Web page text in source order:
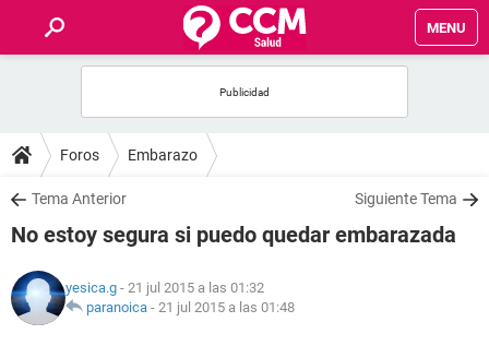
MENU
FOROS
SALUD
NUTRICIÓN
Foros Embarazo
Tema Anterior Siguiente Tema
No estoy segura si puedo quedar embarazada
yesica.g - 21 jul 2015 a las 01:32
paranoica - 21 jul 2015 a las 01:48